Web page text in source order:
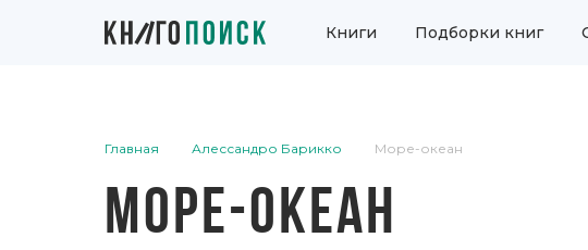
Книги Подборки книг
Главная Алессандро Барикко Море-океан
МОРЕ-ОКЕАН